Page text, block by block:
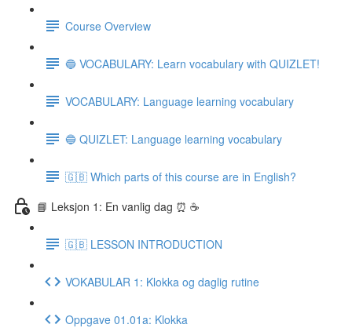
Course Overview
🔵 VOCABULARY: Learn vocabulary with QUIZLET!
VOCABULARY: Language learning vocabulary
🔵 QUIZLET: Language learning vocabulary
🇬🇧 Which parts of this course are in English?
📘 Leksjon 1: En vanlig dag ⏰ ☕️
🇬🇧 LESSON INTRODUCTION
VOKABULAR 1: Klokka og daglig rutine
Oppgave 01.01a: Klokka